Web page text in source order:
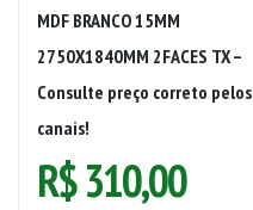
MDF BRANCO 15MM
2750X1840MM 2FACES TX –
Consulte preço correto pelos
canais!
R$310,00